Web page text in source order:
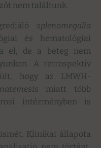
nem találtunk.
splenomegalia
és hematológiai
el, de a beteg nem
A retrospektív
hogy az LMWH-
miatt több
intézményben is
Klinikai állapota